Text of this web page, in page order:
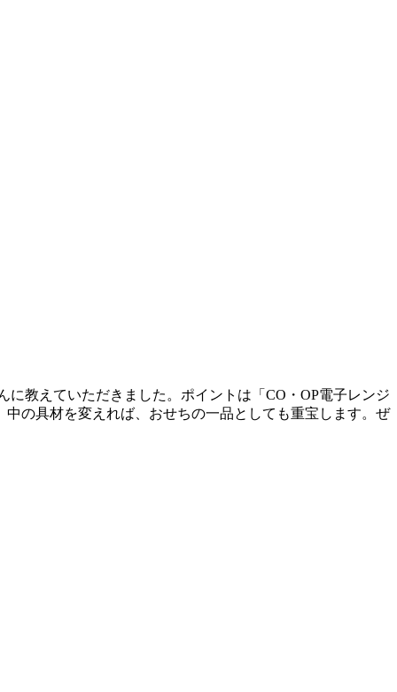
教えていただきました。ポイントは「CO・OP電子レンジ
の具材を変えれば、おせちの一品としても重宝します。ぜ